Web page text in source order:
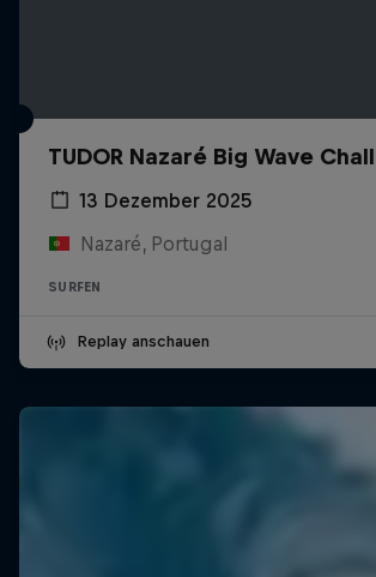
TUDOR Nazaré Big Wave
13 Dezember 2025
Nazaré, Portugal
SURFEN
Replay anschauen